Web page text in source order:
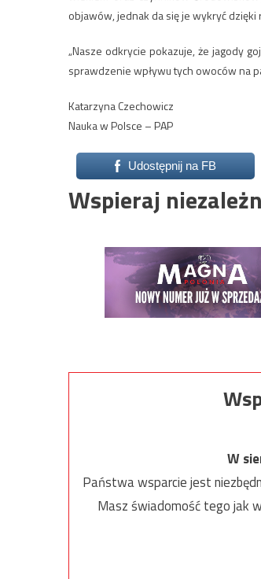
objawów, jednak da się je wykryć
„Nasze odkrycie pokazuje, że jagody
sprawdzenie wpływu tych owoców na
Katarzyna Czechowicz
Nauka w Polsce – PAP
Udostępnij na FB
Wspieraj
W
Państwa wsparcie jest
Masz świadomość tego jak